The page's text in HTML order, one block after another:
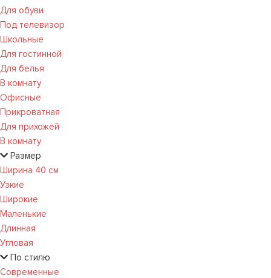
Для обуви
Под телевизор
Школьные
Для гостинной
Для белья
В комнату
Офисные
Прикроватная
Для прихожей
В комнату
Размер
Ширина 40 см
Узкие
Широкие
Маленькие
Длинная
Угловая
По стилю
Современные